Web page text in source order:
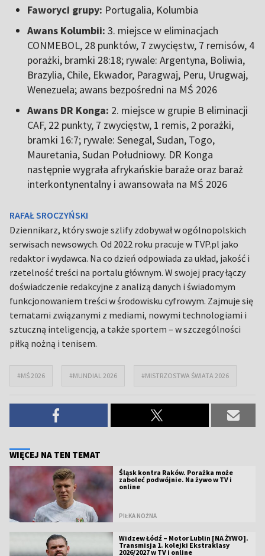
Faworyci grupy: Portugalia, Kolumbia
Awans Kolumbii: 3. miejsce w eliminacjach
CONMEBOL, 28 punktów, 7 zwycięstw, 7 remisów, 4
porażki, bramki 28:18; rywale: Argentyna, Boliwia,
Brazylia, Chile, Ekwador, Paragwaj, Peru, Urugwaj,
Wenezuela; awans bezpośredni na MŚ 2026
Awans DR Konga: 2. miejsce w grupie B eliminacji
CAF, 22 punkty, 7 zwycięstw, 1 remis, 2 porażki,
bramki 16:7; rywale: Senegal, Sudan, Togo,
Mauretania, Sudan Południowy. DR Konga
następnie wygrała afrykańskie baraże oraz baraż
interkontynentalny i awansowała na MŚ 2026
RAFAŁ SROCZYŃSKI
Dziennikarz, który swoje szlify zdobywał w ogólnopolskich
serwisach newsowych. Od 2022 roku pracuje w TVP.pl jako
redaktor i wydawca. Na co dzień odpowiada za układ, jakość i
rzetelność treści na portalu głównym. W swojej pracy łączy
doświadczenie redakcyjne z analizą danych i świadomym
funkcjonowaniem treści w środowisku cyfrowym. Zajmuje się
tematami związanymi z mediami, nowymi technologiami i
sztuczną inteligencją, a także sportem – w szczególności
piłką nożną i tenisem.
#MŚ 2026 #MUNDIAL 2026 #MISTRZOSTWA ŚWIATA 2026
WIĘCEJ NA TEN TEMAT
Śląsk kontra Raków. Porażka może
zaboleć podwójnie. Na żywo w TV i
online
PIŁKA NOŻNA
Widzew Łódź – Motor Lublin [NA ŻYWO].
Transmisja 1. kolejki Ekstraklasy
2026/2027 w TV i online